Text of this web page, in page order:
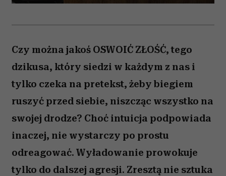
Czy można jakoś OSWOIĆ ZŁOŚĆ, tego
dzikusa, który siedzi w każdym z nas i
tylko czeka na pretekst, żeby biegiem
ruszyć przed siebie, niszcząc wszystko na
swojej drodze? Choć intuicja podpowiada
inaczej, nie wystarczy po prostu
odreagować. Wyładowanie prowokuje
tylko do dalszej agresji. Zresztą nie sztuka